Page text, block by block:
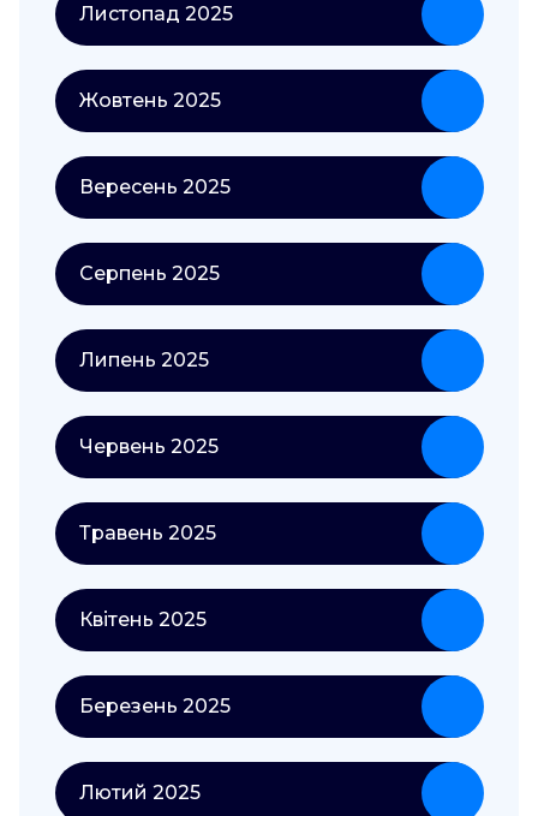
Листопад 2025
Жовтень 2025
Вересень 2025
Серпень 2025
Липень 2025
Червень 2025
Травень 2025
Квітень 2025
Березень 2025
Лютий 2025